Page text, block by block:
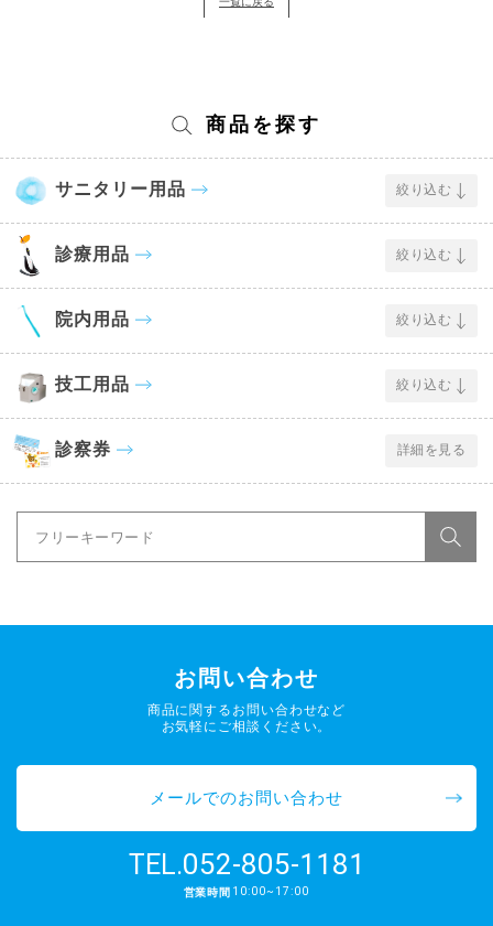
商品を探す
サニタリー用品 絞り込む
診療用品 絞り込む
院内用品 絞り込む
技工用品 絞り込む
診察券 詳細を見る
お問い合わせ
商品に関するお問い合わせなど
お気軽にご相談ください。
メールでのお問い合わせ
TEL.052-805-1181
営業時間 10:00~17:00